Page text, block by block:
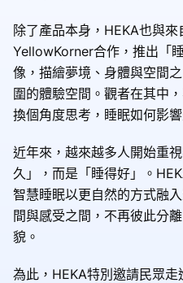
除了產品本身，HEKA也與
YellowKorner合作，推出「
像，描繪夢境、身體與空間
圍的體驗空間。觀者在其中
換個角度思考，睡眠如何影
近年來，越來越多人開始重
久」，而是「睡得好」。
智慧睡眠以更自然的方式融
間與感受之間，不再彼此分
貌。
為此，HEKA特別邀請民眾